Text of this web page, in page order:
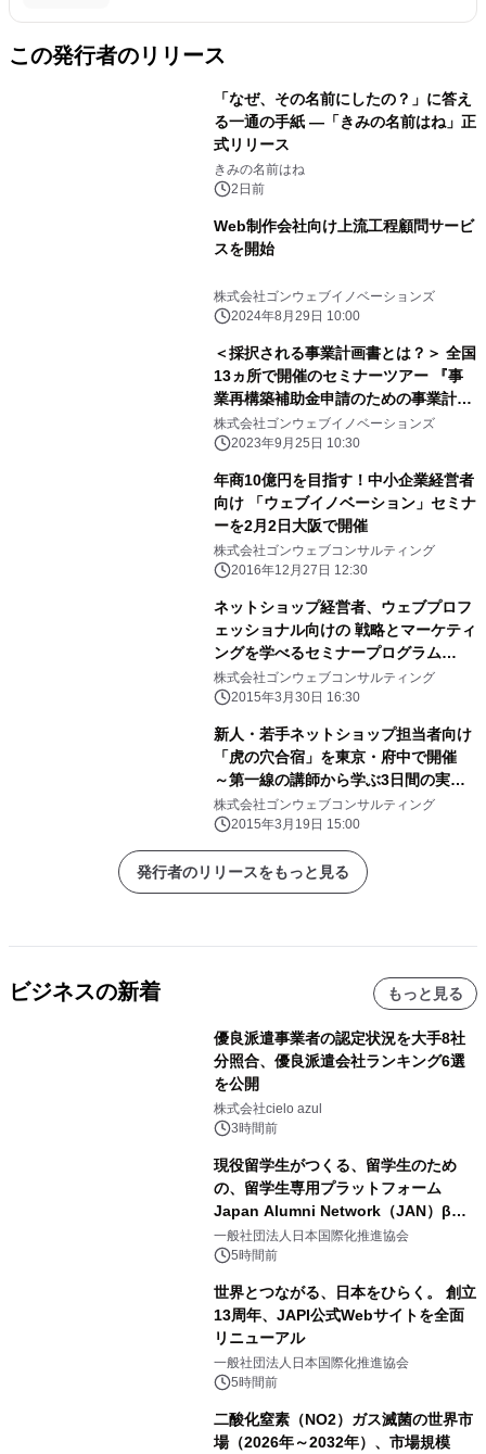
この発行者のリリース
「なぜ、その名前にしたの？」に答え
る一通の手紙 ―「きみの名前はね」正
式リリース
きみの名前はね
2日前
Web制作会社向け上流工程顧問サービ
スを開始
株式会社ゴンウェブイノベーションズ
2024年8月29日 10:00
＜採択される事業計画書とは？＞ 全国
13ヵ所で開催のセミナーツアー 『事
業再構築補助金申請のための事業計画
書の作り方』が いよいよ最終 ＜9月
27日(水)仙台、10月3日(火)愛知県岡崎
株式会社ゴンウェブイノベーションズ
2023年9月25日 10:30
年商10億円を目指す！中小企業経営者
向け 「ウェブイノベーション」セミナ
ーを2月2日大阪で開催
株式会社ゴンウェブコンサルティング
2016年12月27日 12:30
ネットショップ経営者、ウェブプロフ
ェッショナル向けの 戦略とマーケティ
ングを学べるセミナープログラム
「ism(イズム)」 4月の開講に向けて申
し込み受付をスタート
株式会社ゴンウェブコンサルティング
2015年3月30日 16:30
新人・若手ネットショップ担当者向け
「虎の穴合宿」を東京・府中で開催
～第一線の講師から学ぶ3日間の実践
的研修～
株式会社ゴンウェブコンサルティング
2015年3月19日 15:00
発行者のリリースをもっと見る
ビジネスの新着 もっと見る
優良派遣事業者の認定状況を大手8社
分照合、優良派遣会社ランキング6選
を公開
株式会社cielo azul
3時間前
現役留学生がつくる、留学生のため
の、留学生専用プラットフォーム
Japan Alumni Network（JAN）β版
をリリース
一般社団法人日本国際化推進協会
5時間前
世界とつながる、日本をひらく。 創立
13周年、JAPI公式Webサイトを全面
リニューアル
一般社団法人日本国際化推進協会
5時間前
二酸化窒素（NO2）ガス滅菌の世界市
場（2026年～2032年）、市場規模